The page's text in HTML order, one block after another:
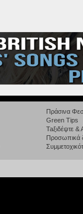
Πράσινα
Green Tips
Taξιδέψτε
Προσωπικά